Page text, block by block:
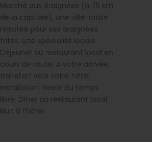
Marché aux Araignées (à 75 km
de la capitale), une ville-route
réputée pour ses araignées
frites, une spécialité locale.
Déjeuner au restaurant local en
cours de route. A votre arrivée,
transfert vers votre hôtel.
Installation. Reste du temps
libre. Dîner au restaurant local.
Nuit à l’hôtel.